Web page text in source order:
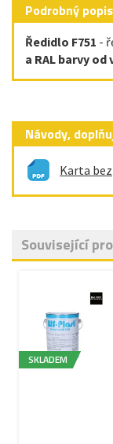
Podrobný popis
Ředidlo F751 -
a RAL barvy od
Návody,
Karta
Související
SKLADEM